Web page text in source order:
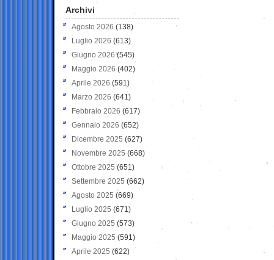
Archivi
Agosto 2026 (138)
Luglio 2026 (613)
Giugno 2026 (545)
Maggio 2026 (402)
Aprile 2026 (591)
Marzo 2026 (641)
Febbraio 2026 (617)
Gennaio 2026 (652)
Dicembre 2025 (627)
Novembre 2025 (668)
Ottobre 2025 (651)
Settembre 2025 (662)
Agosto 2025 (669)
Luglio 2025 (671)
Giugno 2025 (573)
Maggio 2025 (591)
Aprile 2025 (622)